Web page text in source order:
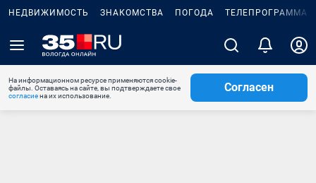
НЕДВИЖИМОСТЬ ЗНАКОМСТВА ПОГОДА ТЕЛЕПРОГРАММА
На информационном ресурсе применяются cookie-
файлы. Оставаясь на сайте, вы подтверждаете свое
согласиена их использование.
Согласен